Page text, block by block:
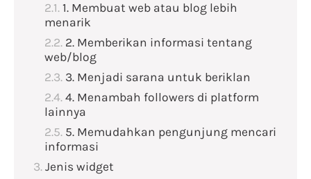
1. Membuat web atau blog lebih
menarik
2. Memberikan informasi tentang
web/blog
3. Menjadi sarana untuk beriklan
4. Menambah followers di platform
lainnya
5. Memudahkan pengunjung mencari
informasi
Jenis widget